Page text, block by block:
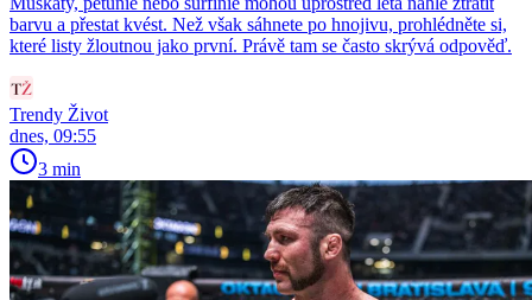
barvu a přestat kvést. Než však sáhnete po hnojivu, prohlédněte si,
které listy žloutnou jako první. Právě tam se často skrývá odpověď.
Trendy Život
dnes, 09:55
3 min